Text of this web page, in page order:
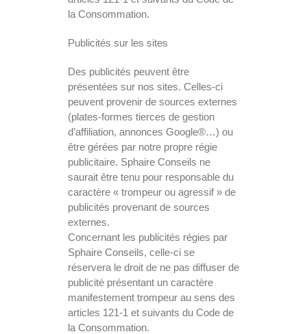
la Consommation.
Publicités sur les sites
Des publicités peuvent être
présentées sur nos sites. Celles-ci
peuvent provenir de sources externes
(plates-formes tierces de gestion
d’affiliation, annonces Google®…) ou
être gérées par notre propre régie
publicitaire. Sphaire Conseils ne
saurait être tenu pour responsable du
caractère « trompeur ou agressif » de
publicités provenant de sources
externes.
Concernant les publicités régies par
Sphaire Conseils, celle-ci se
réservera le droit de ne pas diffuser de
publicité présentant un caractère
manifestement trompeur au sens des
articles 121-1 et suivants du Code de
la Consommation.